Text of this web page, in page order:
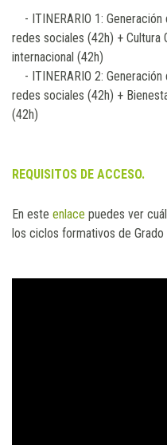
- ITINERARIO 1:
redes sociales (42h) + Cultura
internacional (42h)
- ITINERARIO 2:
redes sociales (42h) +
(42h)
REQUISITOS DE ACCESO.
En este enlace puedes ver
los ciclos formativos de Grado